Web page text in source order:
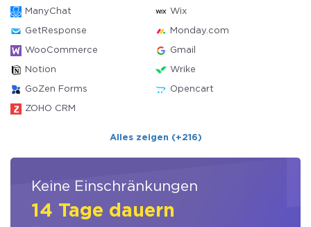
ManyChat Wix
GetResponse Monday.com
WooCommerce Gmail
Notion Wrike
GoZen Forms Opencart
ZOHO CRM
Alles zeigen (+216)
Keine Einschränkungen
14 Tage dauern